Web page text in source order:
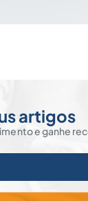
artigos
e ganhe